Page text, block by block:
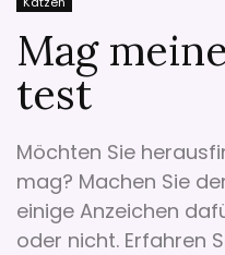
Mag
test
Möchten Sie
mag? Machen Sie
einige Anzeichen
oder nicht. Erfahren